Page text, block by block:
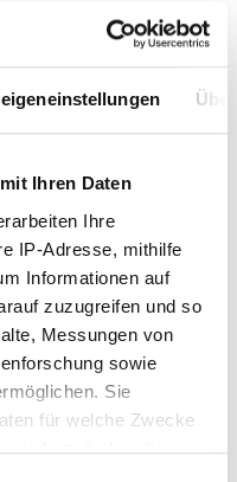
Ihren Daten
Ihre
IP-Adresse, mithilfe
Informationen auf
zuzugreifen und so
Messungen von
sowie
Sie
für welche Zwecke
jederzeit über die